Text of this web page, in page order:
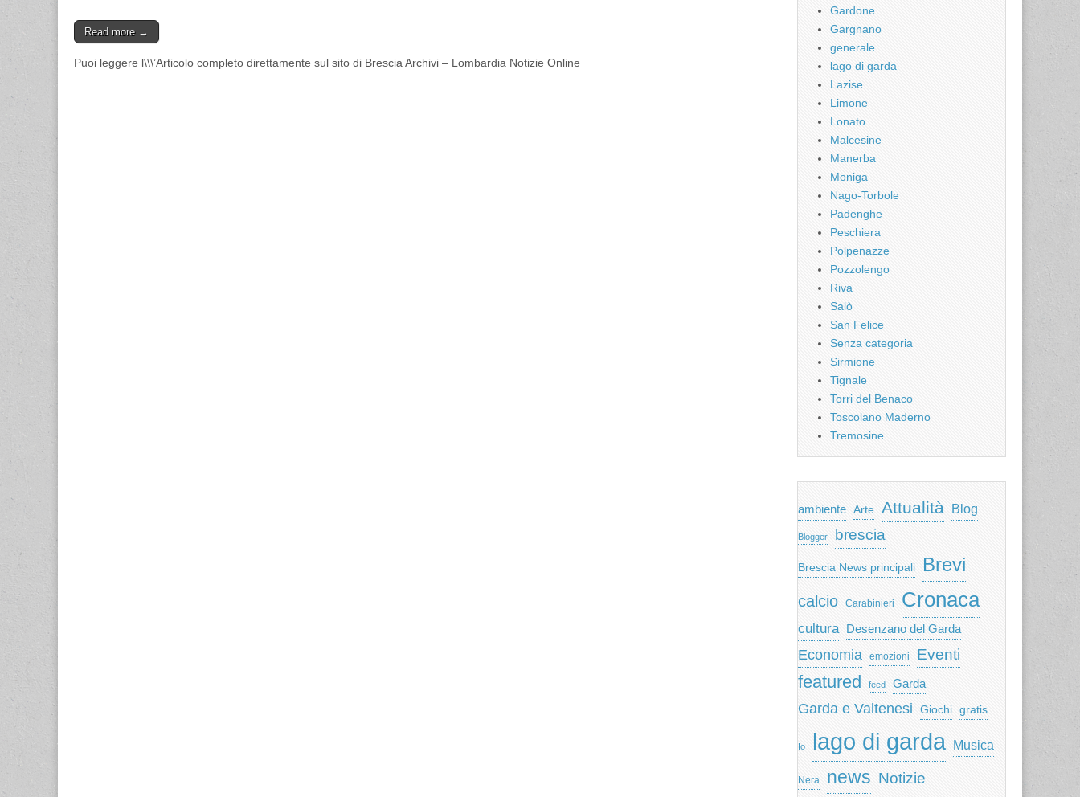
Read more →
Puoi leggere l\\\’Articolo completo direttamente sul sito di Brescia Archivi – Lombardia Notizie Online
Gardone
Gargnano
generale
lago di garda
Lazise
Limone
Lonato
Malcesine
Manerba
Moniga
Nago-Torbole
Padenghe
Peschiera
Polpenazze
Pozzolengo
Riva
Salò
San Felice
Senza categoria
Sirmione
Tignale
Torri del Benaco
Toscolano Maderno
Tremosine
ambiente Arte Attualità Blog
Blogger brescia
Brescia News principali Brevi
calcio Carabinieri Cronaca
cultura Desenzano del Garda
Economia emozioni Eventi
featured feed Garda
Garda e Valtenesi Giochi gratis
Io lago di garda Musica
Nera news Notizie